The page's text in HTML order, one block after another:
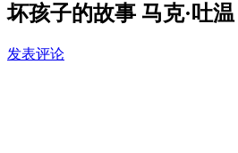
坏孩子的故事 马克·吐温
发表评论